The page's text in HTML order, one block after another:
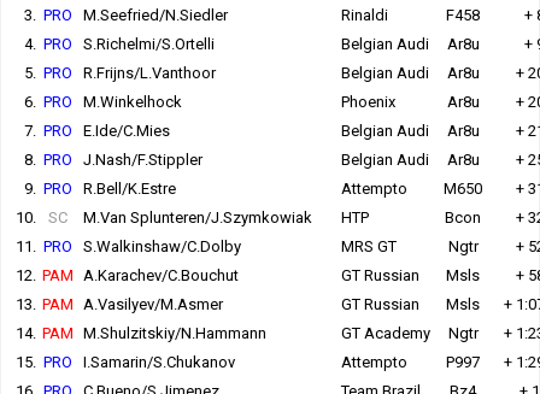
3. PRO M.Seefried/N.Siedler Rinaldi F458
+
4. PRO S.Richelmi/S.Ortelli Belgian Audi Ar8u
+
5. PRO R.Frijns/L.Vanthoor Belgian Audi Ar8u
+
6. PRO M.Winkelhock Phoenix Ar8u
+
7. PRO E.Ide/C.Mies Belgian Audi Ar8u
+
8. PRO J.Nash/F.Stippler Belgian Audi Ar8u
+
9. PRO R.Bell/K.Estre Attempto M650
+
10.
SC M.Van Splunteren/J.Szymkowiak HTP Bcon
+
11. PRO S.Walkinshaw/C.Dolby MRS GT Ngtr
+
12. PAM A.Karachev/C.Bouchut GT Russian Msls
+
13. PAM A.Vasilyev/M.Asmer GT Russian Msls
+
14. PAM M.Shulzitskiy/N.Hammann GT Academy Ngtr
+
15. PRO I.Samarin/S.Chukanov Attempto P997
+